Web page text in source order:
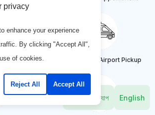
Cost Arrange FREE Airport Pickup
English
হোটসঅ্যাপ
privacy
enhance your experience
By clicking "Accept All",
of cookies.
Reject All Accept All